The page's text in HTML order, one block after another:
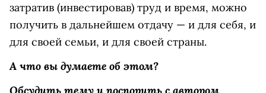
затратив (инвестировав) труд и время, можно
получить в дальнейшем отдачу — и для себя, и
для своей семьи, и для своей страны.
А что вы думаете об этом?
Обсудить тему и поспорить с автором